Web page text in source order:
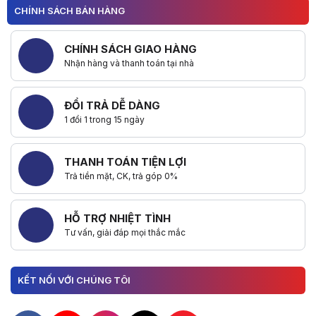
CHÍNH SÁCH BÁN HÀNG
CHÍNH SÁCH GIAO HÀNG
Nhận hàng và thanh toán tại nhà
ĐỔI TRẢ DỄ DÀNG
1 đổi 1 trong 15 ngày
THANH TOÁN TIỆN LỢI
Trả tiền mặt, CK, trả góp 0%
HỖ TRỢ NHIỆT TÌNH
Tư vấn, giải đáp mọi thắc mắc
KẾT NỐI VỚI CHÚNG TÔI